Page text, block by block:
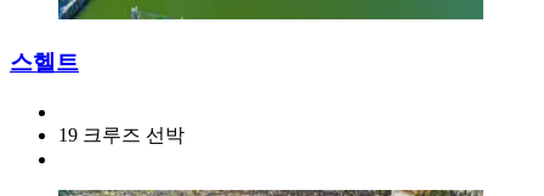
스헬트
19 크루즈 선박